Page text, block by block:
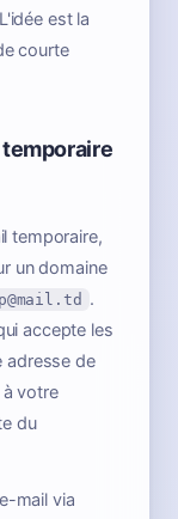
est la
courte
temporaire,
un domaine
.
accepte les
adresse de
votre
du
mail via